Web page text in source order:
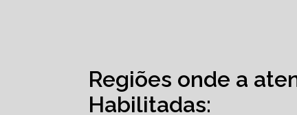
Regiões onde a
Habilitadas: